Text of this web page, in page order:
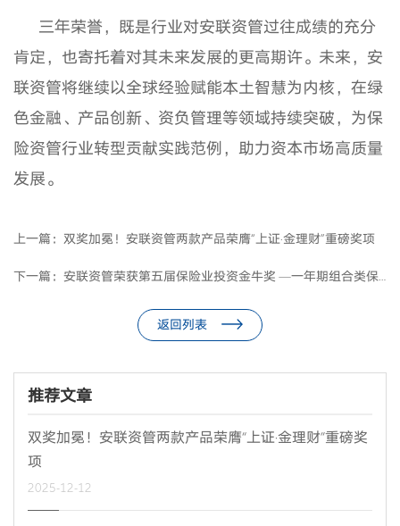
三年荣誉，既是行业对安联资管过往成绩的充分
肯定，也寄托着对其未来发展的更高期许。未来，安
联资管将继续以全球经验赋能本土智慧为内核，在绿
色金融、产品创新、资负管理等领域持续突破，为保
险资管行业转型贡献实践范例，助力资本市场高质量
发展。
上一篇： 双奖加冕！安联资管两款产品荣膺“上证·金理财”重磅奖项
下一篇： 安联资管荣获第五届保险业投资金牛奖 —一年期组合类保险资管产品（固收类）
返回列表
推荐文章
双奖加冕！安联资管两款产品荣膺“上证·金理财”重磅奖
项
2025-12-12